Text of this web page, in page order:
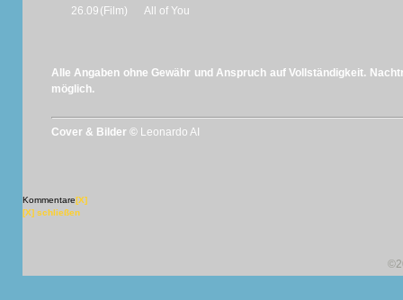
26.09 (Film) All of You
Alle Angaben ohne Gewähr und Anspruch auf Vollständigkeit.
möglich.
Cover & Bilder © Leonardo AI
Kommentare[X]
[X] schließen